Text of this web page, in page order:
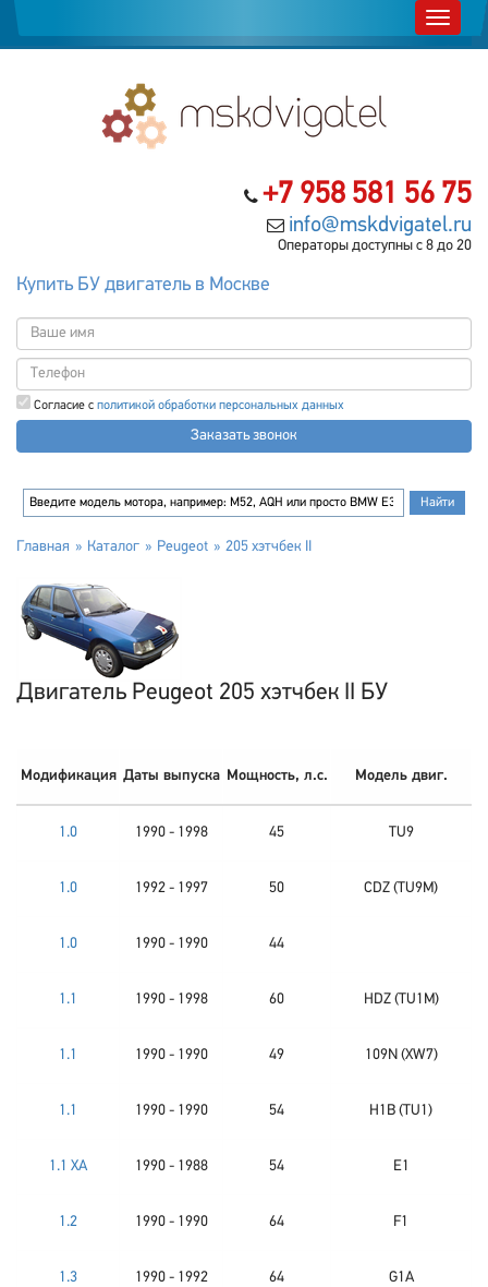
+7 958 581 56 75
info@mskdvigatel.ru
Операторы доступны с 8 до 20
Купить БУ двигатель в Москве
Согласие с политикой обработки персональных данных
Заказать звонок
Главная Каталог Peugeot 205 хэтчбек II
Двигатель Peugeot 205 хэтчбек II БУ
Модификация Даты выпуска Мощность, л.с. Модель двиг.
1.0 1990 - 1998 45 TU9
1.0 1992 - 1997 50 CDZ (TU9M)
1.0 1990 - 1990 44
1.1 1990 - 1998 60 HDZ (TU1M)
1.1 1990 - 1990 49 109N (XW7)
1.1 1990 - 1990 54 H1B (TU1)
1.1 XA 1990 - 1988 54 E1
1.2 1990 - 1990 64 F1
1.3 1990 - 1992 64 G1A